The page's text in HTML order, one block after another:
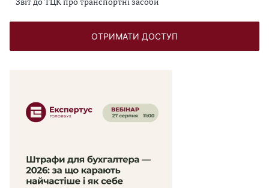
ОТРИМАТИ ДОСТУП